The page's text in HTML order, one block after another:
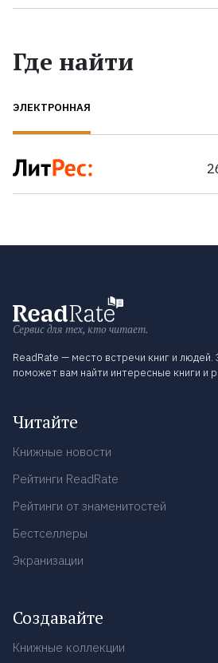
Где найти
ЭЛЕКТРОННАЯ
Сервис для тех, кто читает.
ReadRate — место встречи книг и
поможет вам найти интересные книги и
Читайте
Книжные новости
Рейтинги ReadRate
Рейтинги от знаменитостей
Бестселлеры
Экранизации
Создавайте
Книжные коллекции